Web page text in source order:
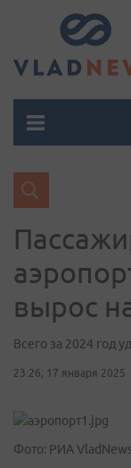
вырос
Всего за 2024 год
23:26, 17 января 2025
Фото: РИА